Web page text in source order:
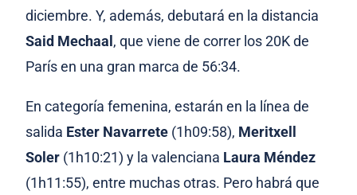
diciembre. Y, además, debutará en la distancia
Said Mechaal , que viene de correr los 20K de
París en una gran marca de 56:34.
En categoría femenina, estarán en la línea de
salida Ester Navarrete (1h09:58), Meritxell
Soler (1h10:21) y la valenciana Laura Méndez
(1h11:55), entre muchas otras. Pero habrá que